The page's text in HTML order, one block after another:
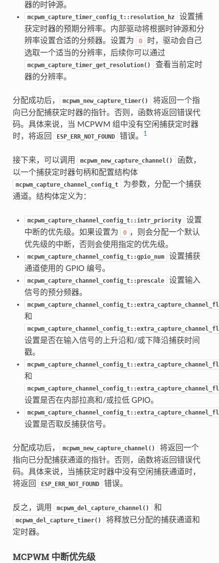
器的时钟源。
mcpwm_capture_timer_config_t::resolution_hz
设置捕
获定时器的预期分辨率。内部驱动将根据时钟源和分
辨率设置合适的分频器。设置为
0
时，驱动会自己
选取一个适当的分辨率，后续你可以通过
mcpwm_capture_timer_get_resolution()
查看当前定时
器的分辨率。
分配成功后， mcpwm_new_capture_timer()
将返回一个指
向已分配捕获定时器的指针。否则，函数将返回错误代
码。具体来说，当 MCPWM 组中没有空闲捕获定时器
时，将返回
ESP_ERR_NOT_FOUND 错误。 1
接下来，可以调用 mcpwm_new_capture_channel()
函数，
以一个捕获定时器句柄和配置结构体
mcpwm_capture_channel_config_t
为参数，分配一个捕获
通道。结构体定义为：
mcpwm_capture_channel_config_t::intr_priority
设置
中断的优先级。如果设置为
0 ，则会分配一个默认
优先级的中断，否则会使用指定的优先级。
mcpwm_capture_channel_config_t::gpio_num
设置捕获
通道使用的 GPIO 编号。
mcpwm_capture_channel_config_t::prescale
设置输入
信号的预分频器。
和
设置是否在输入信号的上升沿和/或下降沿捕获时间
戳。
和
设置是否在内部拉高和/或拉低 GPIO。
设置是否取反捕获信号。
分配成功后， mcpwm_new_capture_channel()
将返回一个
指向已分配捕获通道的指针。否则，函数将返回错误代
码。具体来说，当捕获定时器中没有空闲捕获通道时，
将返回
ESP_ERR_NOT_FOUND 错误。
反之，调用 mcpwm_del_capture_channel() 和
mcpwm_del_capture_timer()
将释放已分配的捕获通道和
定时器。
MCPWM 中断优先级